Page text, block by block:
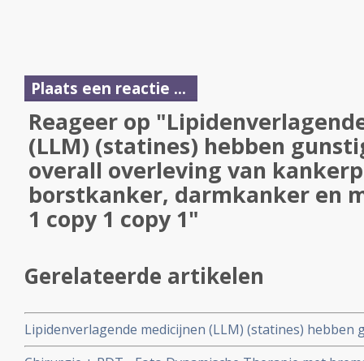
Plaats een reactie ...
Reageer op
(LLM) (statines) hebben
overall overleving van
borstkanker, darmkanker en
1 copy 1 copy 1"
Gerelateerde artikelen
Lipidenverlagende medicijnen (LLM) (statines) hebben
overleving van kankerpatienten met borstkanker,